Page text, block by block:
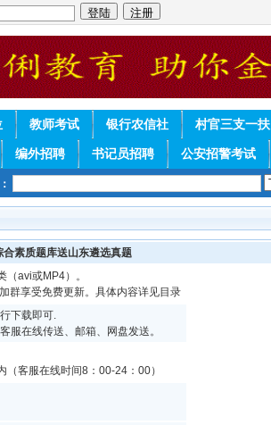
教师考试 银行农信社 村官三支一扶
编外招聘 书记员招聘 公安招警考试
素质题库送山东遴选真题
avi或MP4）。
群享受免费更新。具体内容详见目录
下载即可.
服在线传送、邮箱、网盘发送。
客服在线时间8：00-24：00）